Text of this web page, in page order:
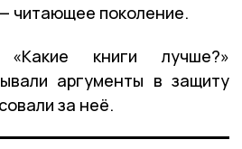
читающее поколение.
книги лучше?»
аргументы в защиту
за неё.